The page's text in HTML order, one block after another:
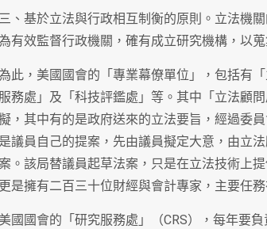
三、基於立法與行政相互制衡的原則。立法機
有效監督行政機關，確有成立研究機構，以
此，美國國會的「專業幕僚單位」，包括有
服務處」及「科技評鑑處」等。其中「立法顧
，其中有的是政府送來的立法要旨，經過委
是議員自己的提案，先由議員擬定大意，由立
。該局替議員起草法案，只是在立法技術上
更是擁有二百三十位財經與會計專家，主要任
美國國會的「研究服務處」（CRS），每年要